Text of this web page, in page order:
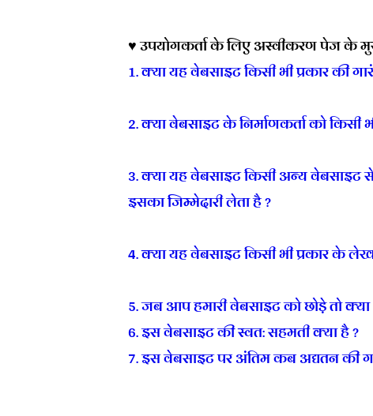
♥ उपयोगकर्ता के लिए अस्वीकरण पेज के
1. क्या यह वेबसाइट किसी भी प्रकार की
2. क्या वेबसाइट के निर्माणकर्ता को
3. क्या यह वेबसाइट किसी अन्य वेबसाइट से
इसका जिम्मेदारी लेता है ?
4. क्या यह वेबसाइट किसी भी प्रकार के
5. जब आप हमारी वेबसाइट को छोड़े तो
6. इस वेबसाइट की स्वत: सहमती क्या है ?
7. इस वेबसाइट पर अंतिम कब अद्यतन की